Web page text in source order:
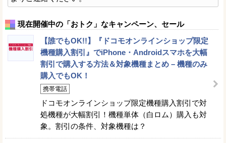
現在開催中の「おトク」なキャンペーン、セール
【誰でもOK!!】『ドコモオンラインショップ限定
機種購入割引』でiPhone・Androidスマホを大幅
割引で購入する方法＆対象機種まとめ – 機種のみ
購入でもOK！
携帯電話
ドコモオンラインショップ限定機種購入割引で対
処機種が大幅割引！機種単体（白ロム）購入も対
象。割引の条件、対象機種は？